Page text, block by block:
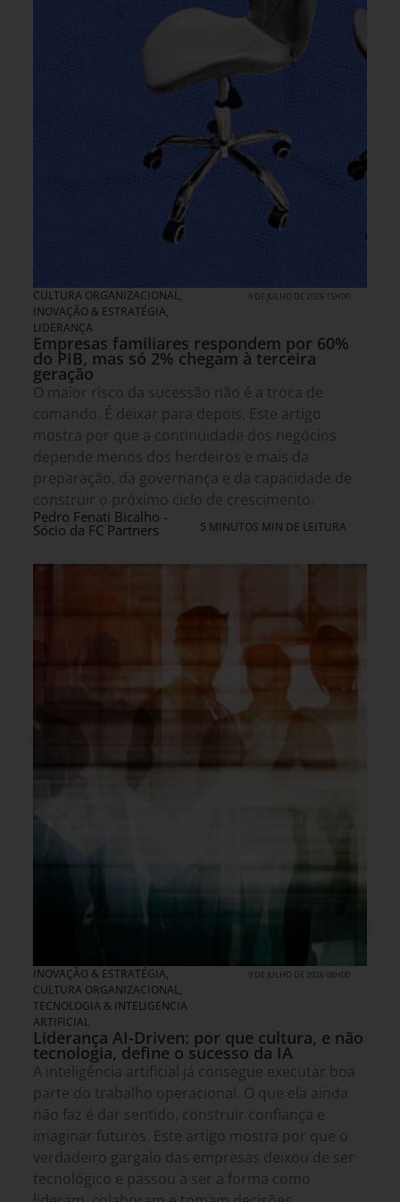
CULTURA ORGANIZACIONAL,
INOVAÇÃO & ESTRATÉGIA,
LIDERANÇA
9 DE JULHO DE 2026 15H00
Empresas familiares respondem por 60%
do PIB, mas só 2% chegam à terceira
geração
O maior risco da sucessão não é a troca de
comando. É deixar para depois. Este artigo
mostra por que a continuidade dos negócios
depende menos dos herdeiros e mais da
preparação, da governança e da capacidade de
construir o próximo ciclo de crescimento.
Pedro Fenati Bicalho -
Sócio da FC Partners 5 MINUTOS MIN DE LEITURA
INOVAÇÃO & ESTRATÉGIA,
CULTURA ORGANIZACIONAL,
TECNOLOGIA & INTELIGENCIA
ARTIFICIAL
9 DE JULHO DE 2026 08H00
Liderança AI-Driven: por que cultura, e não
tecnologia, define o sucesso da IA
A inteligência artificial já consegue executar boa
parte do trabalho operacional. O que ela ainda
não faz é dar sentido, construir confiança e
imaginar futuros. Este artigo mostra por que o
verdadeiro gargalo das empresas deixou de ser
tecnológico e passou a ser a forma como